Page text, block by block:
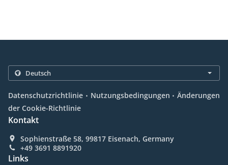
Datenschutzrichtlinie . Nutzungsbedingungen . Änderungen
der Cookie-Richtlinie
Kontakt
Sophienstraße 58, 99817 Eisenach, Germany
+49 3691 8891920
Links